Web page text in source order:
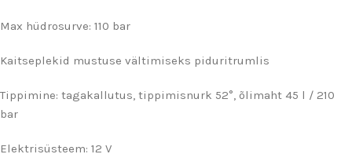
Max hüdrosurve: 110 bar
Kaitseplekid mustuse vältimiseks piduritrumlis
Tippimine: tagakallutus, tippimisnurk 52°, õlimaht 45 l / 210
bar
Elektrisüsteem: 12 V